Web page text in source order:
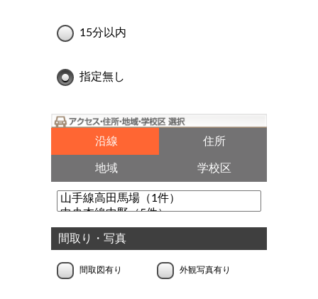
15分以内
指定無し
沿線 住所
地域 学校区
間取り・写真
間取図有り 外観写真有り